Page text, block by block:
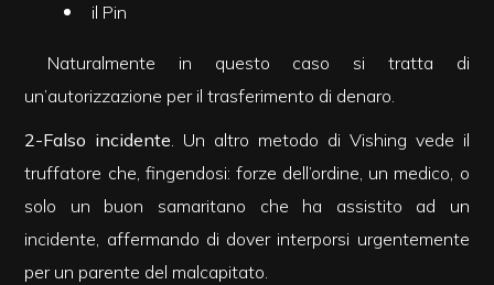
il Pin
Naturalmente in questo caso si tratta di
un’autorizzazione per il trasferimento di denaro.
2-Falso incidente. Un altro metodo di Vishing vede il
truffatore che, fingendosi: forze dell’ordine, un medico, o
solo un buon samaritano che ha assistito ad un
incidente, affermando di dover interporsi urgentemente
per un parente del malcapitato.
minimi
Qualsiasi
1